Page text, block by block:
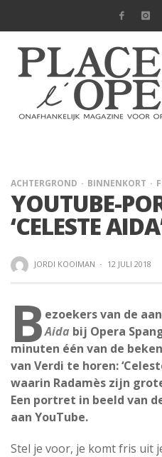
ACHTERGROND BINNENKORT
YOUTUBE-
‘CELESTE
JORDI KOOIMAN · 12 JULI 2018
Bezoekers van de
Aida bij Opera
minuten één van de
van Verdi te horen:
waarin Radamès zijn
Een portret in beeld van
aan YouTube.
Stel je voor, je komt fris uit